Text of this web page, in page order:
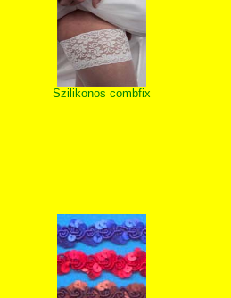
Szilikonos combfix